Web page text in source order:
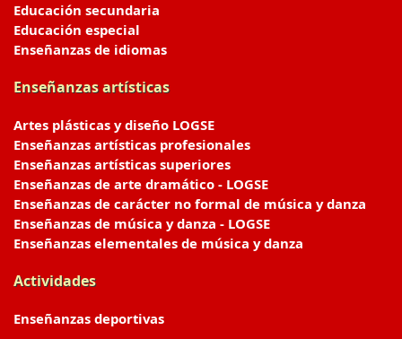
Educación secundaria
Educación especial
Enseñanzas de idiomas
Enseñanzas artísticas
Artes plásticas y diseño LOGSE
Enseñanzas artísticas profesionales
Enseñanzas artísticas superiores
Enseñanzas de arte dramático - LOGSE
Enseñanzas de carácter no formal de música y danza
Enseñanzas de música y danza - LOGSE
Enseñanzas elementales de música y danza
Actividades
Enseñanzas deportivas